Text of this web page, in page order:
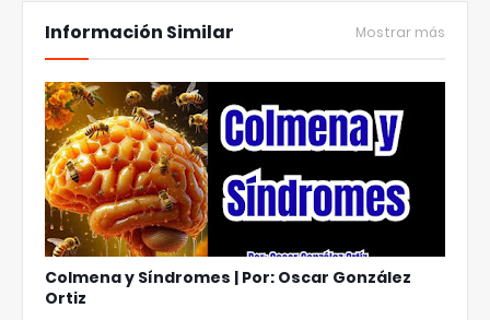
Información Similar Mostrar más
Colmena y Síndromes | Por: Oscar González
Ortiz